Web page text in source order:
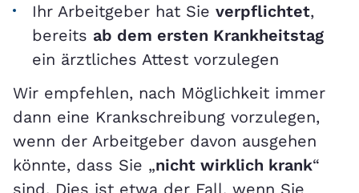
Ihr Arbeitgeber hat Sie verpflichtet,
bereits ab dem ersten Krankheitstag
ein ärztliches Attest vorzulegen
Wir empfehlen, nach Möglichkeit immer
dann eine Krankschreibung vorzulegen,
wenn der Arbeitgeber davon ausgehen
könnte, dass Sie „nicht wirklich krank“
sind. Dies ist etwa der Fall, wenn Sie